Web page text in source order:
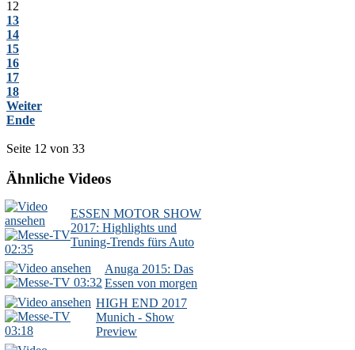
12
13
14
15
16
17
18
Weiter
Ende
Seite 12 von 33
Ähnliche Videos
02:35
ESSEN MOTOR SHOW
2017: Highlights und
Tuning-Trends fürs Auto
03:32
Anuga 2015: Das
Essen von morgen
03:18
HIGH END 2017
Munich - Show
Preview